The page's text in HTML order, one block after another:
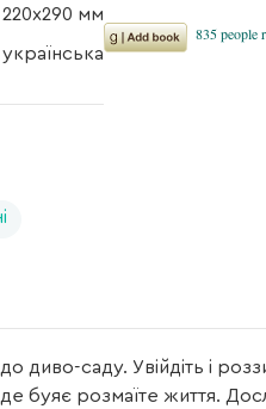
220х290 мм
українська
диво-саду. Увійдіть і
розмаїте життя.